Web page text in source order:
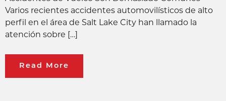
Varios recientes accidentes automovilísticos de alto
perfil en el área de Salt Lake City han llamado la
atención sobre […]
Read More